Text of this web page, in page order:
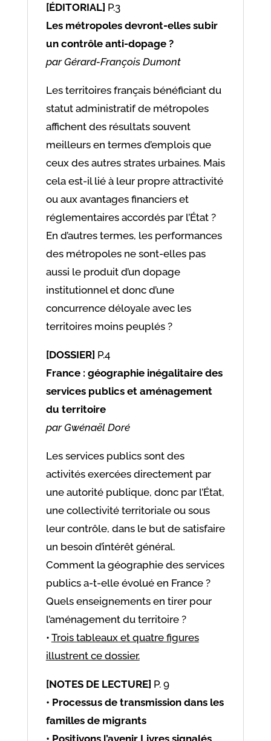
[ÉDITORIAL] P.3
Les métropoles devront-elles subir
un contrôle anti-dopage ?
par Gérard-François Dumont
Les territoires français bénéficiant du
statut administratif de métropoles
affichent des résultats souvent
meilleurs en termes d’emplois que
ceux des autres strates urbaines. Mais
cela est-il lié à leur propre attractivité
ou aux avantages financiers et
réglementaires accordés par l’État ?
En d’autres termes, les performances
des métropoles ne sont-elles pas
aussi le produit d’un dopage
institutionnel et donc d’une
concurrence déloyale avec les
territoires moins peuplés ?
[DOSSIER] P.4
France : géographie inégalitaire des
services publics et aménagement
du territoire
par Gwénaël Doré
Les services publics sont des
activités exercées directement par
une autorité publique, donc par l’État,
une collectivité territoriale ou sous
leur contrôle, dans le but de satisfaire
un besoin d’intérêt général.
Comment la géographie des services
publics a-t-elle évolué en France ?
Quels enseignements en tirer pour
l’aménagement du territoire ?
• Trois tableaux et quatre figures
illustrent ce dossier.
[NOTES DE LECTURE] P. 9
• Processus de transmission dans les
familles de migrants
• Positivons l’avenir Livres signalés